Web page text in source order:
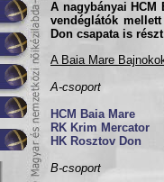
A nagybányai HCM
vendéglátók
Don csapata is
A Baia Mare
A-csoport
HCM Baia Mare
RK Krim Mercator
HK Rosztov Don
B-csoport